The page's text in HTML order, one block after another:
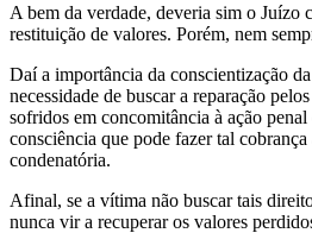
A bem da verdade, deveria sim o Juízo
restituição de valores. Porém, nem
Daí a importância da conscientização
necessidade de buscar a reparação
sofridos em concomitância à ação penal
consciência que pode fazer tal cobrança
condenatória.
Afinal, se a vítima não buscar tais
nunca vir a recuperar os valores